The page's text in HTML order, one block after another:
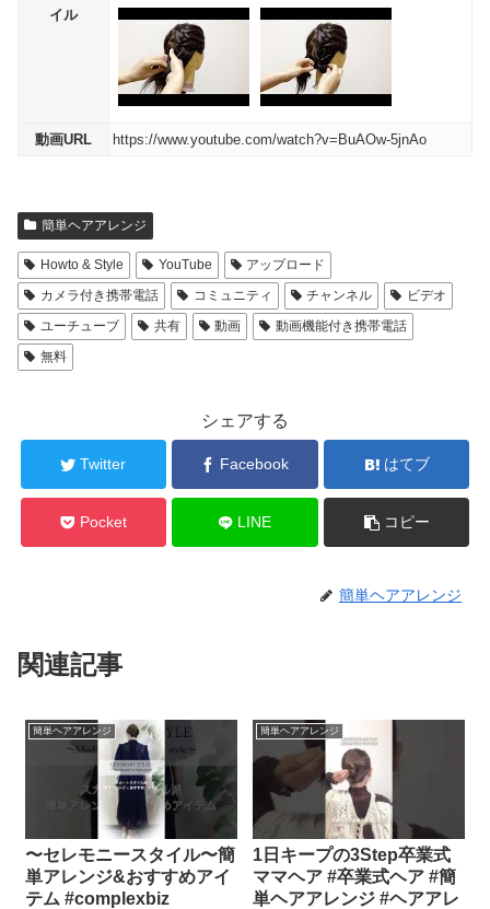
イル
動画URL https://www.youtube.com/watch?v=BuAOw-5jnAo
簡単ヘアアレンジ
Howto & Style YouTube
アップロード
カメラ付き携帯電話
コミュニティ チャンネル
ビデオ
ユーチューブ
共有 動画
動画機能付き携帯電話
無料
シェアする
Twitter Facebook はてブ
Pocket LINE コピー
簡単ヘアアレンジ
関連記事
簡単ヘアアレンジ
〜セレモニースタイル〜簡
単アレンジ&おすすめアイ
テム #complexbiz
簡単ヘアアレンジ
1日キープの3Step卒業式
ママヘア #卒業式ヘア #簡
単ヘアアレンジ #ヘアアレ